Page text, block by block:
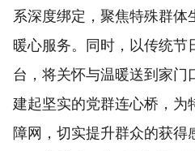
系深度绑定，聚焦特殊群体
暖心服务。同时，以传统节
台，将关怀与温暖送到家门
建起坚实的党群连心桥，为
障网，切实提升群众的获得